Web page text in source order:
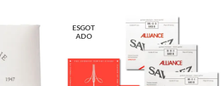
ESGOT
ADO